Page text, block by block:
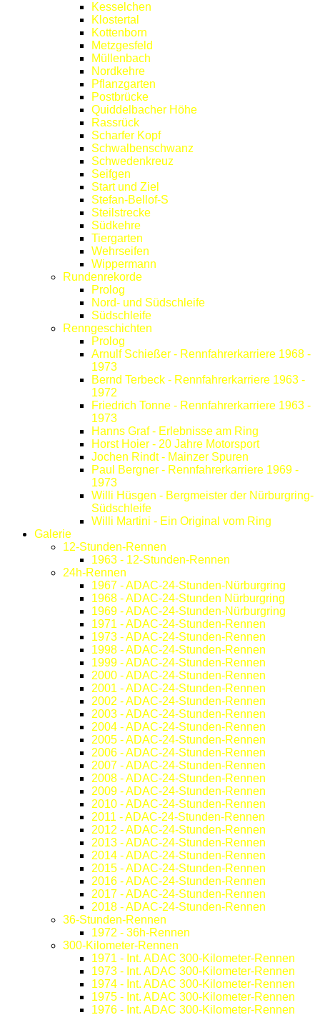
Kesselchen
Klostertal
Kottenborn
Metzgesfeld
Müllenbach
Nordkehre
Pflanzgarten
Postbrücke
Quiddelbacher Höhe
Rassrück
Scharfer Kopf
Schwalbenschwanz
Schwedenkreuz
Seifgen
Start und Ziel
Stefan-Bellof-S
Steilstrecke
Südkehre
Tiergarten
Wehrseifen
Wippermann
Rundenrekorde
Prolog
Nord- und Südschleife
Südschleife
Renngeschichten
Prolog
Arnulf Schießer - Rennfahrerkarriere 1968 -
1973
Bernd Terbeck - Rennfahrerkarriere 1963 -
1972
Friedrich Tonne - Rennfahrerkarriere 1963 -
1973
Hanns Graf - Erlebnisse am Ring
Horst Hoier - 20 Jahre Motorsport
Jochen Rindt - Mainzer Spuren
Paul Bergner - Rennfahrerkarriere 1969 -
1973
Willi Hüsgen - Bergmeister der Nürburgring-
Südschleife
Willi Martini - Ein Original vom Ring
Galerie
12-Stunden-Rennen
1963 - 12-Stunden-Rennen
24h-Rennen
1967 - ADAC-24-Stunden-Nürburgring
1968 - ADAC-24-Stunden Nürburgring
1969 - ADAC-24-Stunden-Nürburgring
1971 - ADAC-24-Stunden-Rennen
1973 - ADAC-24-Stunden-Rennen
1998 - ADAC-24-Stunden-Rennen
1999 - ADAC-24-Stunden-Rennen
2000 - ADAC-24-Stunden-Rennen
2001 - ADAC-24-Stunden-Rennen
2002 - ADAC-24-Stunden-Rennen
2003 - ADAC-24-Stunden-Rennen
2004 - ADAC-24-Stunden-Rennen
2005 - ADAC-24-Stunden-Rennen
2006 - ADAC-24-Stunden-Rennen
2007 - ADAC-24-Stunden-Rennen
2008 - ADAC-24-Stunden-Rennen
2009 - ADAC-24-Stunden-Rennen
2010 - ADAC-24-Stunden-Rennen
2011 - ADAC-24-Stunden-Rennen
2012 - ADAC-24-Stunden-Rennen
2013 - ADAC-24-Stunden-Rennen
2014 - ADAC-24-Stunden-Rennen
2015 - ADAC-24-Stunden-Rennen
2016 - ADAC-24-Stunden-Rennen
2017 - ADAC-24-Stunden-Rennen
2018 - ADAC-24-Stunden-Rennen
36-Stunden-Rennen
1972 - 36h-Rennen
300-Kilometer-Rennen
1971 - Int. ADAC 300-Kilometer-Rennen
1973 - Int. ADAC 300-Kilometer-Rennen
1974 - Int. ADAC 300-Kilometer-Rennen
1975 - Int. ADAC 300-Kilometer-Rennen
1976 - Int. ADAC 300-Kilometer-Rennen